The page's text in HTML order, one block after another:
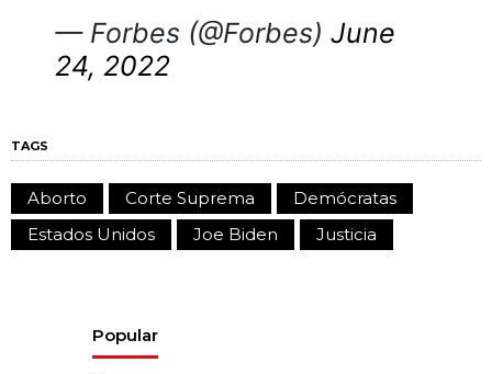
— Forbes (@Forbes) June
24, 2022
TAGS
Aborto Corte Suprema
Demócratas
Estados Unidos
Joe Biden Justicia
Popular